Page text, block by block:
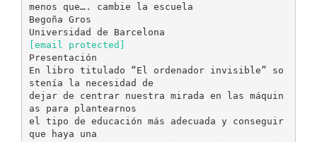
menos que…. cambie la escuela
Begoña Gros
[email protected]